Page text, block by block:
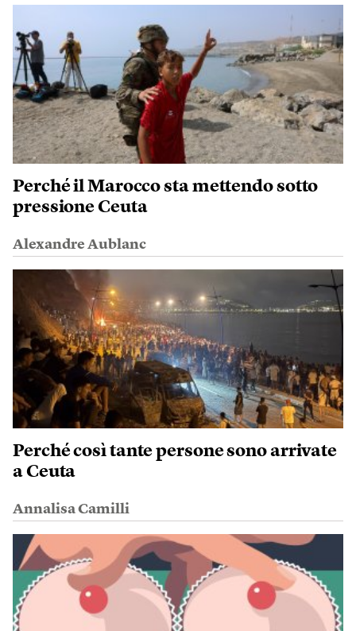
Perché il Marocco sta mettendo sotto
pressione Ceuta
Alexandre Aublanc
Perché così tante persone sono arrivate
a Ceuta
Annalisa Camilli